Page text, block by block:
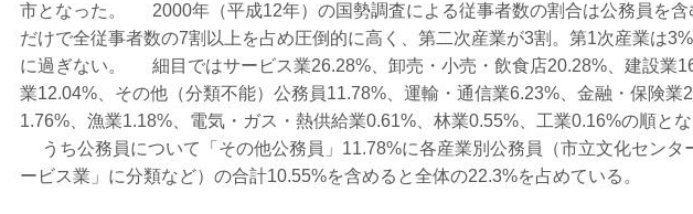
市となった。 2000年（平成12年）の国勢調査による従事者数の割合は公務員を含
だけで全従事者数の7割以上を占め圧倒的に高く、第二次産業が3割。第1次産業は
に過ぎない。 細目ではサービス業26.28%、卸売・小売・飲食店20.28%、建設業
業12.04%、その他（分類不能）公務員11.78%、運輸・通信業6.23%、金融・保険業
1.76%、漁業1.18%、電気・ガス・熱供給業0.61%、林業0.55%、工業0.16%の順とな
うち公務員について「その他公務員」11.78%に各産業別公務員（市立文化センタ
ービス業」に分類など）の合計10.55%を含めると全体の22.3%を占めている。